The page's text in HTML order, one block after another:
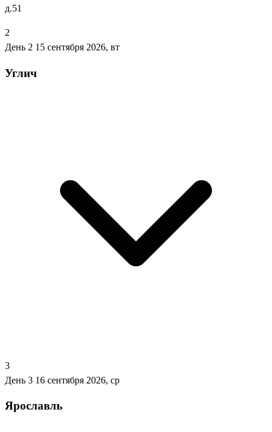
д.51
2
День 2 15 сентября 2026, вт
Углич
3
День 3 16 сентября 2026, ср
Ярославль